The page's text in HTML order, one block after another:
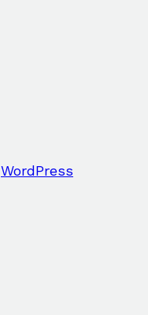
WordPress